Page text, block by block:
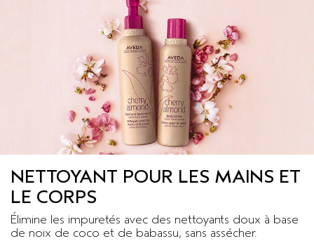
NETTOYANT POUR LES MAINS ET
LE CORPS
Élimine les impuretés avec des nettoyants doux à base
de noix de coco et de babassu, sans assécher.